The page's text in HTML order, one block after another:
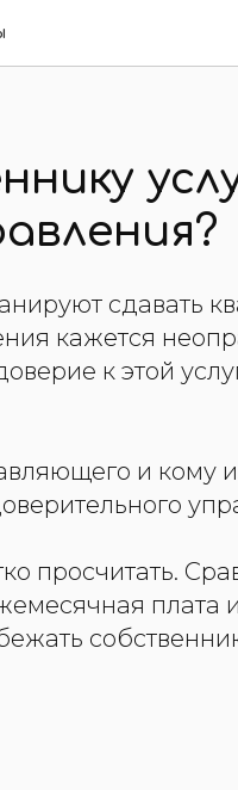
сдавать
кажется
к этой
и кому
просчитать.
плата